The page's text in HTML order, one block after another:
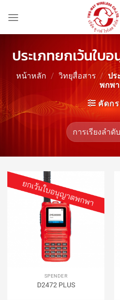
ประเภทยกเว้นใ
หน้าหลัก / วิทยุสื่อสาร / ปร
พกพา
คัดกร
SPENDER
D2472 PLUS